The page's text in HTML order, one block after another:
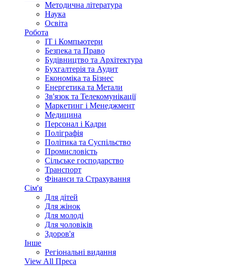
Методична література
Наука
Освіта
Робота
IT і Компьютери
Безпека та Право
Будівництво та Архітектура
Бухгалтерія та Аудит
Економіка та Бізнес
Енергетика та Метали
Зв'язок та Телекомунікації
Маркетинг і Менеджмент
Медицина
Персонал і Кадри
Поліграфія
Політика та Суспільство
Промисловість
Сільське господарство
Транспорт
Фінанси та Страхування
Сім'я
Для дітей
Для жінок
Для молоді
Для чоловіків
Здоров'я
Інше
Регіональні видання
View All Преса